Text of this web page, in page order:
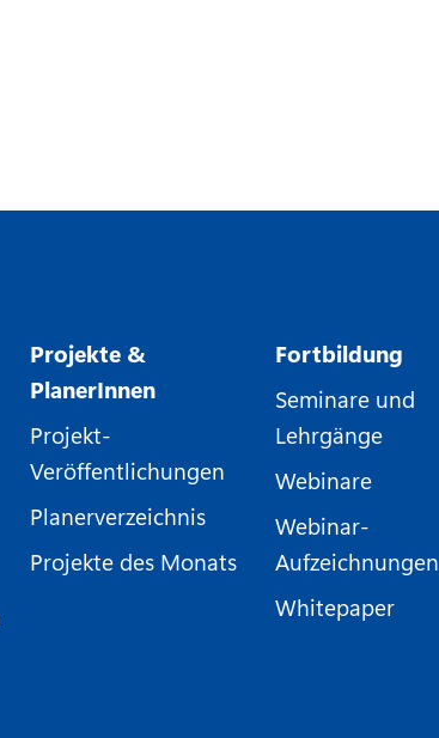
Projekte &
PlanerInnen
Projekt-
Veröffentlichungen
Planerverzeichnis
Projekte des Monats
Fortbildung
Seminare und
Lehrgänge
Webinare
Webinar-
Aufzeichnungen
Whitepaper